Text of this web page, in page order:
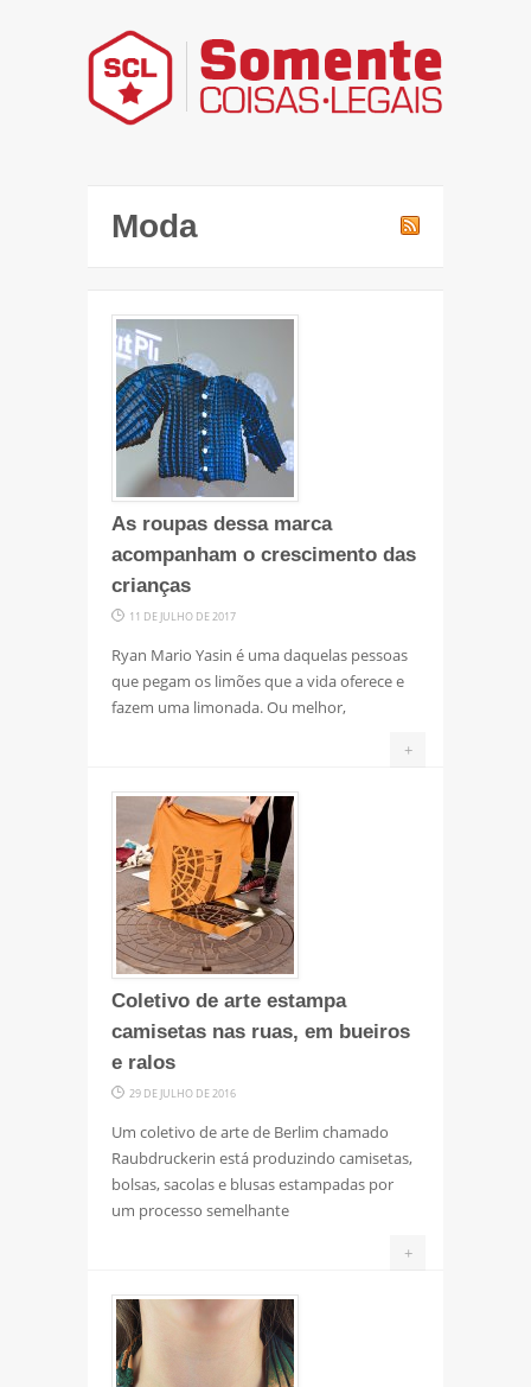
Moda
As roupas dessa marca
acompanham o crescimento das
crianças
11 DE JULHO DE 2017
Ryan Mario Yasin é uma daquelas pessoas
que pegam os limões que a vida oferece e
fazem uma limonada. Ou melhor,
+
Coletivo de arte estampa
camisetas nas ruas, em bueiros
e ralos
29 DE JULHO DE 2016
Um coletivo de arte de Berlim chamado
Raubdruckerin está produzindo camisetas,
bolsas, sacolas e blusas estampadas por
um processo semelhante
+